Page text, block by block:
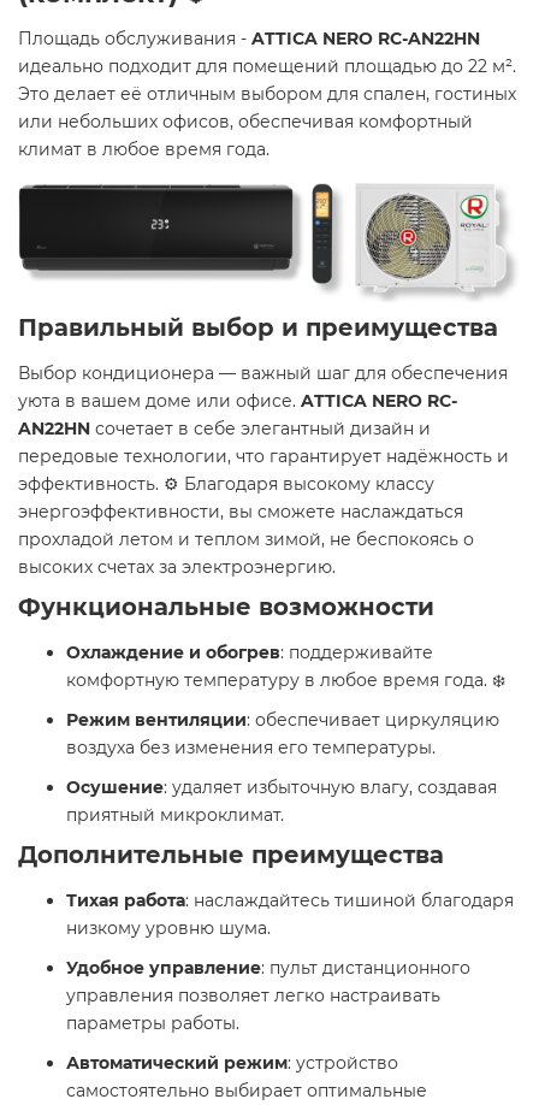
Площадь обслуживания - ATTICA NERO RC-AN22HN
идеально подходит для помещений площадью до 22 м².
Это делает её отличным выбором для спален, гостиных
или небольших офисов, обеспечивая комфортный
климат в любое время года.
Правильный выбор и преимущества
Выбор кондиционера — важный шаг для обеспечения
уюта в вашем доме или офисе. ATTICA NERO RC-
AN22HN сочетает в себе элегантный дизайн и
передовые технологии, что гарантирует надёжность и
эффективность. ⚙️ Благодаря высокому классу
энергоэффективности, вы сможете наслаждаться
прохладой летом и теплом зимой, не беспокоясь о
высоких счетах за электроэнергию.
Функциональные возможности
Охлаждение и обогрев: поддерживайте
комфортную температуру в любое время года. ❄️
Режим вентиляции: обеспечивает циркуляцию
воздуха без изменения его температуры. ️
Осушение: удаляет избыточную влагу, создавая
приятный микроклимат.
Дополнительные преимущества
Тихая работа: наслаждайтесь тишиной благодаря
низкому уровню шума.
Удобное управление: пульт дистанционного
управления позволяет легко настраивать
параметры работы. ️
Автоматический режим: устройство
самостоятельно выбирает оптимальные